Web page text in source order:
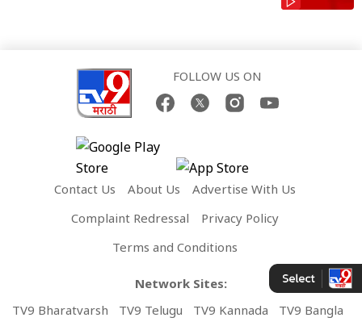
FOLLOW US ON
Contact Us About Us
Advertise With Us
Complaint Redressal
Privacy Policy
Terms and Conditions
Network Sites:
TV9 Bharatvarsh
TV9 Telugu TV9 Kannada TV9 Bangla